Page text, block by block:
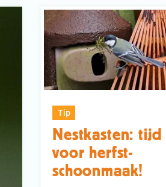
Tip
Nestkasten: tijd
voor herfst-
schoonmaak!